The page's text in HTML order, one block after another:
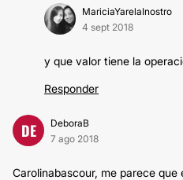
MariciaYarelaInostro
4 sept 2018
y que valor tiene la
Responder
DE
DeboraB
7 ago 2018
Carolinabascour, me parece